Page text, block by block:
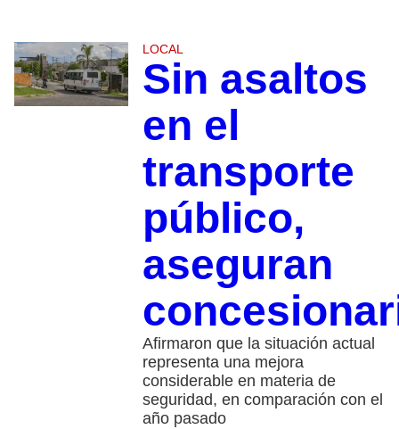
LOCAL
Sin asaltos
en el
transporte
público,
aseguran
Afirmaron que la situación actual
representa una mejora
considerable en materia de
seguridad, en comparación con el
año pasado